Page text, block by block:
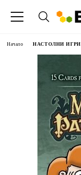
Начало НАСТОЛНИ ИГРИ